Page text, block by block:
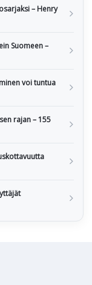
– Henry
Suomeen –
voi tuntua
rajan – 155